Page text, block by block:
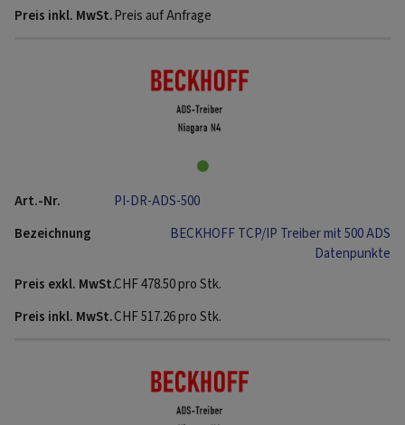
Preis auf Anfrage
PI-DR-ADS-500
BECKHOFF TCP/IP Treiber mit 500 ADS
Datenpunkte
CHF478.50pro Stk.
CHF517.26pro Stk.